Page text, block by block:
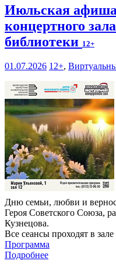
Июльская афиша
концертного
библиотеки 12+
01.07.2026 12+,
Дню семьи, любви и
Героя Советского Союза,
Кузнецова.
Все сеансы проходят в
Программа
Подробнее